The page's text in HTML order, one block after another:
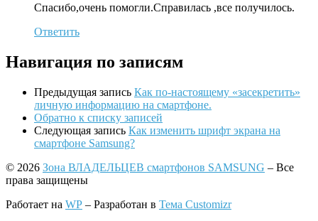
Спасибо,очень помогли.Справилась ,все получилось.
Ответить
Навигация по записям
Предыдущая запись Как по-настоящему «засекретить»
личную информацию на смартфоне.
Обратно к списку записей
Следующая запись Как изменить шрифт экрана на
смартфоне Samsung?
© 2026 Зона ВЛАДЕЛЬЦЕВ смартфонов SAMSUNG – Все
права защищены
Работает на WP – Разработан в Тема Customizr